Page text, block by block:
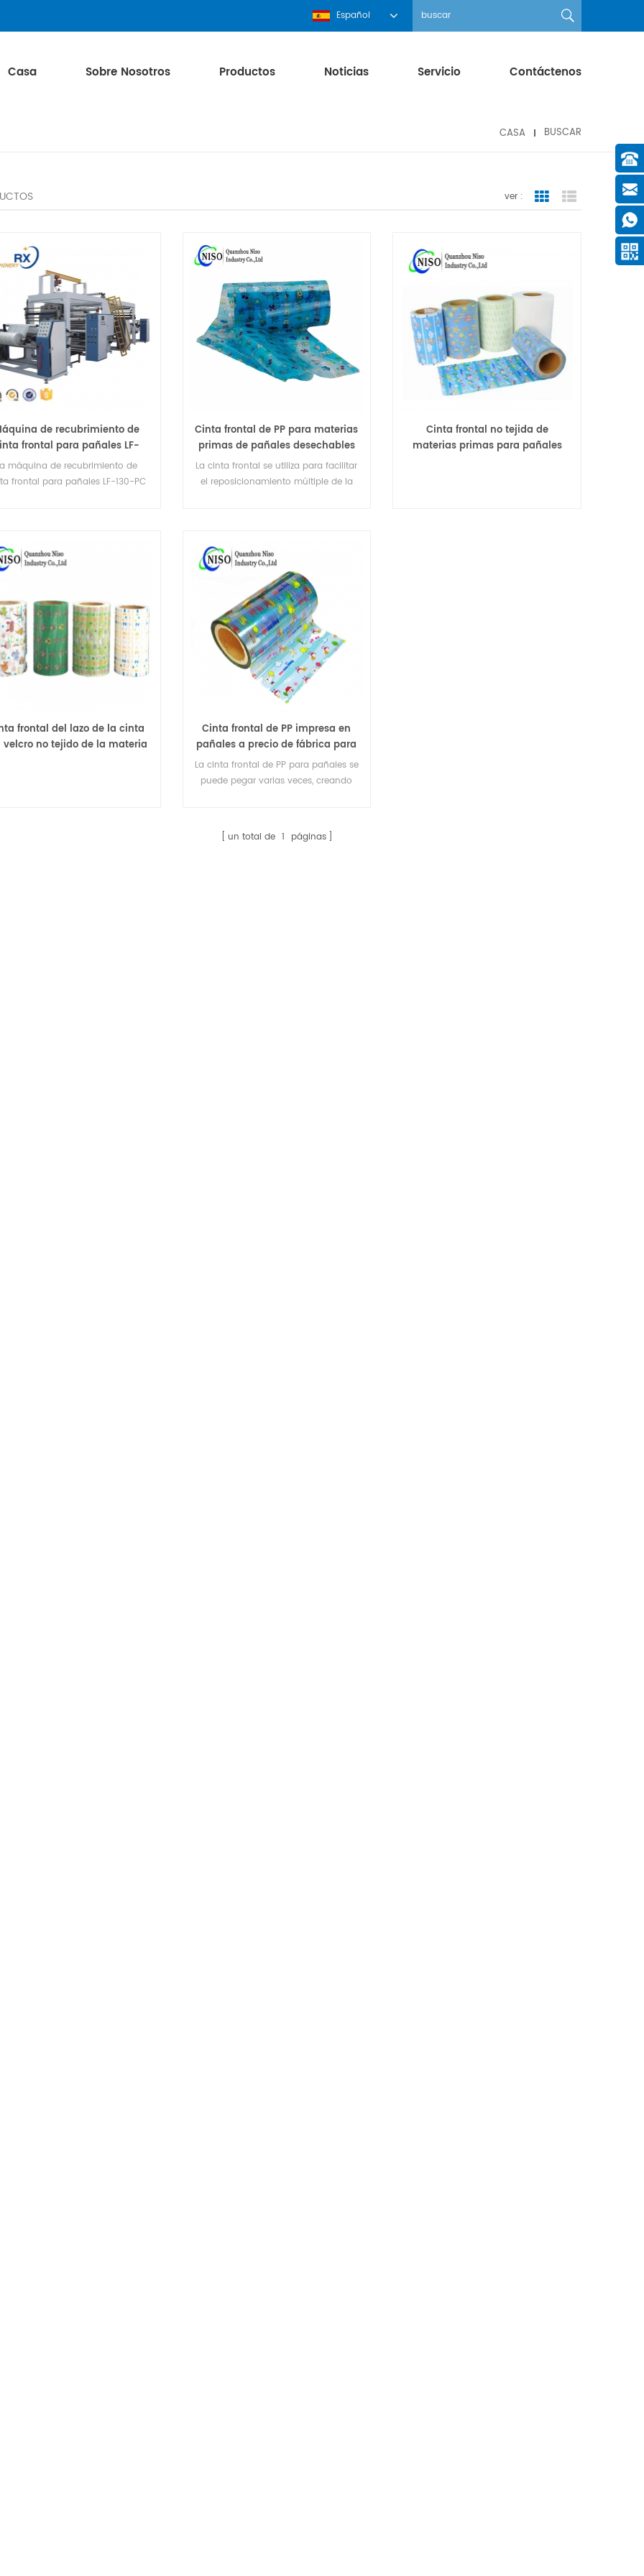
Español
Casa Sobre Nosotros Productos Noticias Servicio Contáctenos
CASA BUSCAR
ver : Grid ViewList View
de recubrimiento de
frontal para pañales LF-
130-PC
máquina de recubrimiento de
frontal para pañales LF-130-PC
Cinta frontal de PP para materias
primas de pañales desechables
La cinta frontal se utiliza para facilitar
el reposicionamiento múltiple de la
Cinta frontal no tejida de
materias primas para pañales
frontal del lazo de la cinta
velcro no tejido de la materia
Cinta frontal de PP impresa en
pañales a precio de fábrica para
la venta
La cinta frontal de PP para pañales se
puede pegar varias veces, creando
un total de 1 páginas